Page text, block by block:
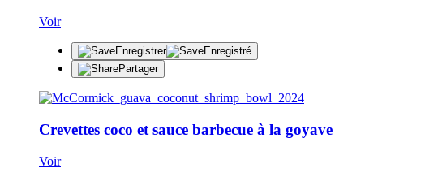
Voir
Enregistrer
Enregistré
Partager
Crevettes coco et sauce barbecue à la goyave
Voir